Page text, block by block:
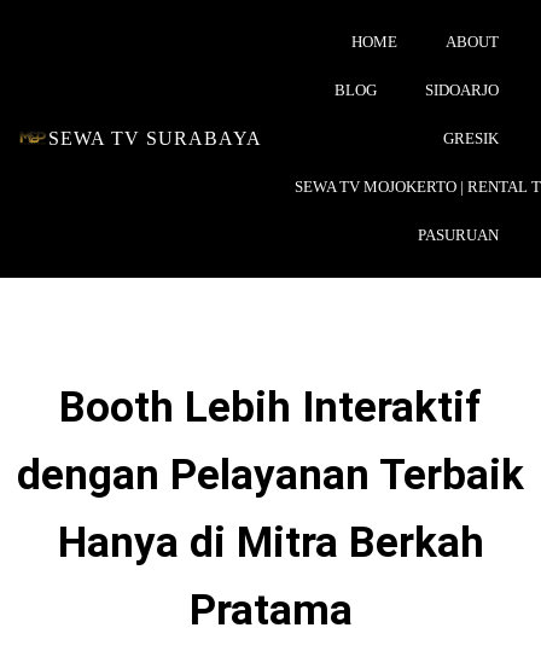
SEWA TV SURABAYA
HOME ABOUT
BLOG SIDOARJO
GRESIK
SEWA TV MOJOKERTO | RENTAL
PASURUAN
Booth Lebih Interaktif
dengan Pelayanan Terbaik
Hanya di Mitra Berkah
Pratama